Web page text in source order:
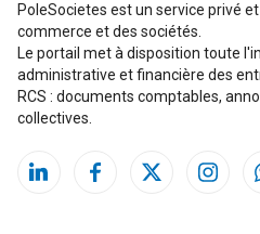
PoleSocietes est un service privé
commerce et des sociétés.
Le portail met à disposition toute
administrative et financière des
RCS : documents comptables,
collectives.